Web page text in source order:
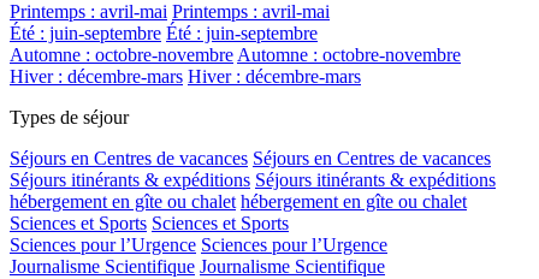
Printemps : avril-mai Printemps : avril-mai
Été : juin-septembre Été : juin-septembre
Automne : octobre-novembreAutomne : octobre-novembre
Hiver : décembre-mars Hiver : décembre-mars
Types de séjour
Séjours en Centres de vacances Séjours en Centres de vacances
Séjours itinérants & expéditions Séjours itinérants & expéditions
hébergement en gîte ou chalet hébergement en gîte ou chalet
Sciences et Sports Sciences et Sports
Sciences pour l’Urgence Sciences pour l’Urgence
Journalisme Scientifique Journalisme Scientifique